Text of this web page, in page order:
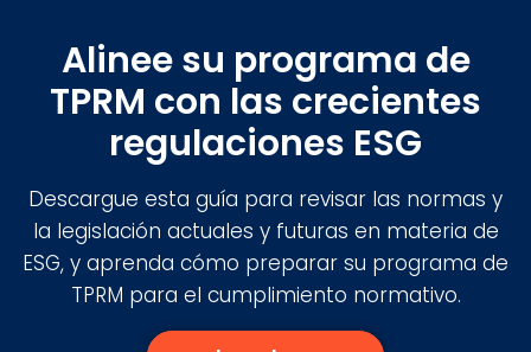
Alinee su programa de
TPRM con las crecientes
regulaciones ESG
Descargue esta guía para revisar las normas y
la legislación actuales y futuras en materia de
ESG, y aprenda cómo preparar su programa de
TPRM para el cumplimiento normativo.